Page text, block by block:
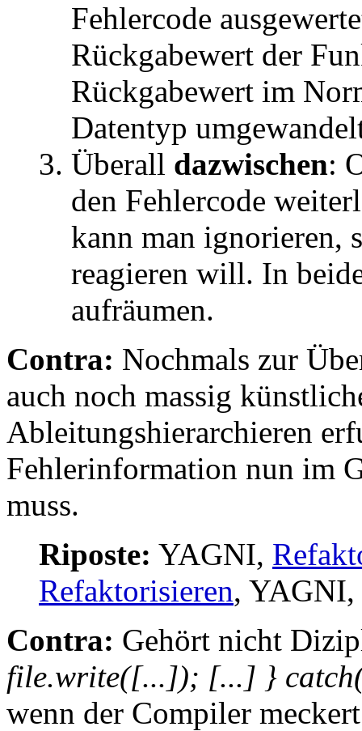
Fehlercode
Rückgabewert der
Rückgabewert im
Datentyp
Überall dazwischen:
den Fehlercode
kann man ignorieren,
reagieren will. In
aufräumen.
Contra: Nochmals zur
auch noch massig
Ableitungshierarchieren
Fehlerinformation nun im
muss.
Riposte: YAGNI,
Refaktorisieren, YAGNI,
Contra: Gehört nicht
file.write([...]); [...] }
wenn der Compiler